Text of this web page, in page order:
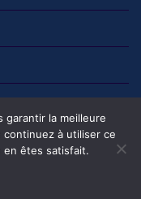
Mentions légales
garantir la meilleure
à utiliser ce
en êtes satisfait.